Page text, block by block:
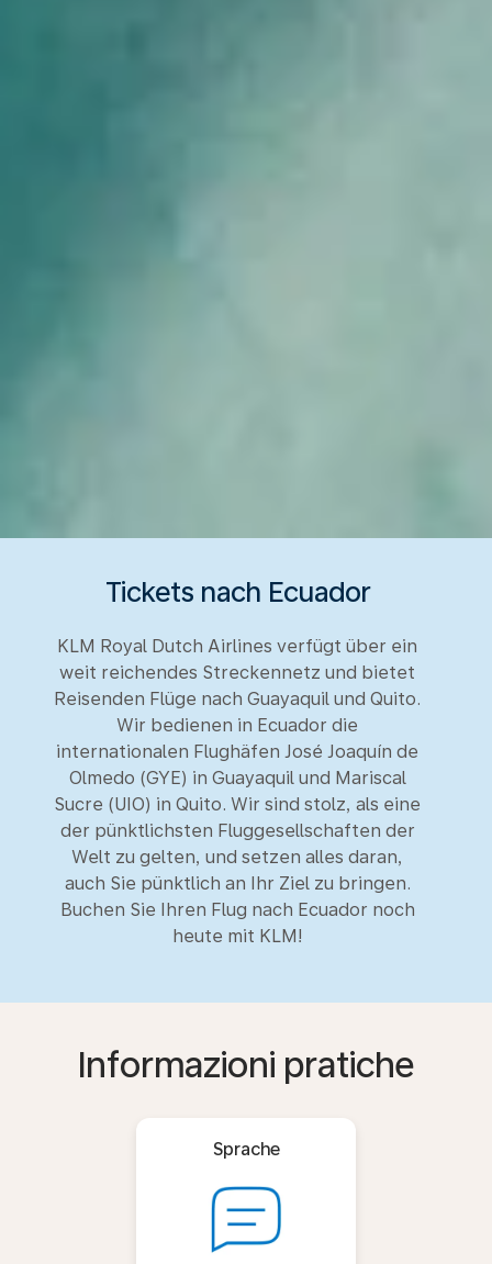
Tickets nach Ecuador
KLM Royal Dutch Airlines verfügt über ein
weit reichendes Streckennetz und bietet
Reisenden Flüge nach Guayaquil und Quito.
Wir bedienen in Ecuador die
internationalen Flughäfen José Joaquín de
Olmedo (GYE) in Guayaquil und Mariscal
Sucre (UIO) in Quito. Wir sind stolz, als eine
der pünktlichsten Fluggesellschaften der
Welt zu gelten, und setzen alles daran,
auch Sie pünktlich an Ihr Ziel zu bringen.
Buchen Sie Ihren Flug nach Ecuador noch
heute mit KLM!
Informazioni pratiche
Sprache